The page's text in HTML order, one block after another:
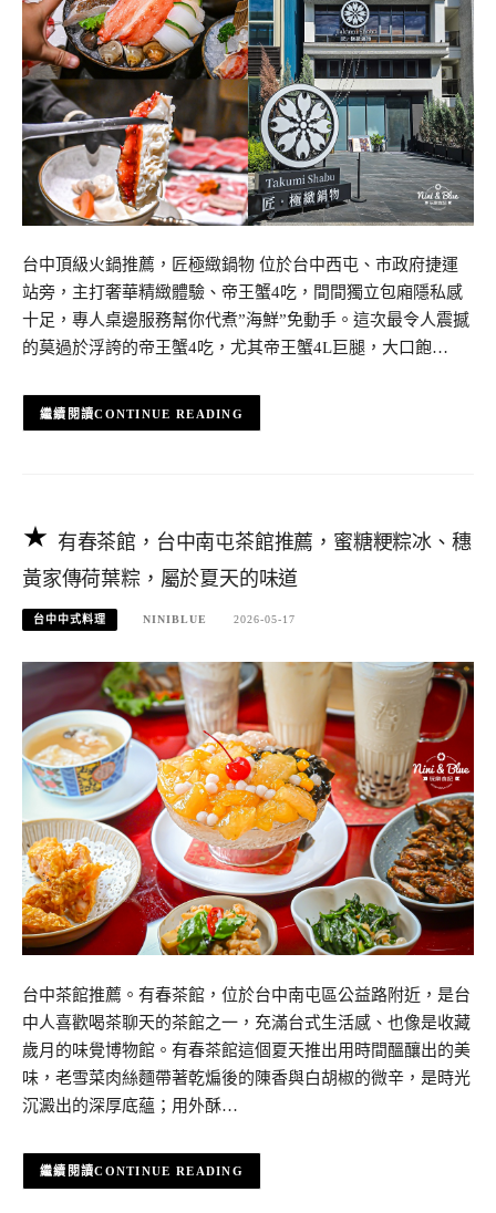
台中頂級火鍋推薦，匠極緻鍋物 位於台中西屯、市政府捷運
站旁，主打奢華精緻體驗、帝王蟹4吃，間間獨立包廂隱私感
十足，專人桌邊服務幫你代煮”海鮮”免動手。這次最令人震撼
的莫過於浮誇的帝王蟹4吃，尤其帝王蟹4L巨腿，大口飽…
CONTINUE READING
有春茶館，台中南屯茶館推薦，蜜糖粳粽冰、穗
黃家傳荷葉粽，屬於夏天的味道
台中中式料理 NINIBLUE 2026-05-17
台中茶館推薦。有春茶館，位於台中南屯區公益路附近，是台
中人喜歡喝茶聊天的茶館之一，充滿台式生活感、也像是收藏
歲月的味覺博物館。有春茶館這個夏天推出用時間醞釀出的美
味，老雪菜肉絲麵帶著乾煸後的陳香與白胡椒的微辛，是時光
沉澱出的深厚底蘊；用外酥…
CONTINUE READING